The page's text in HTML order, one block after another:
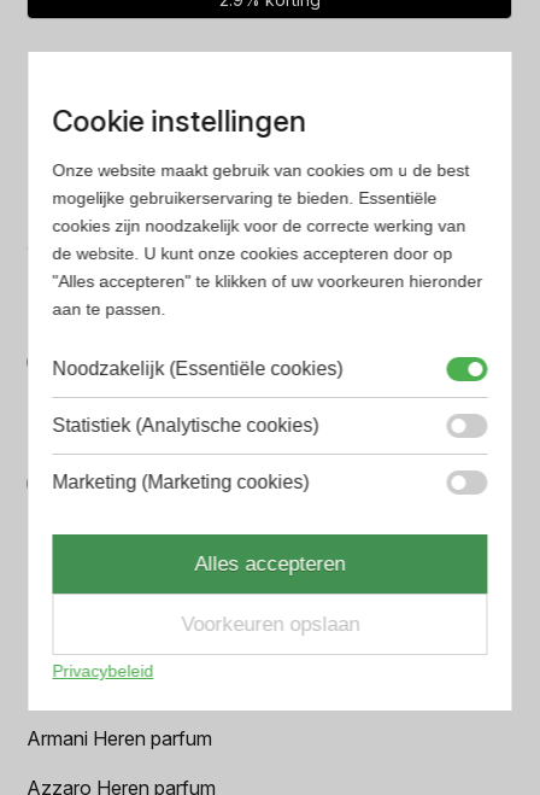
prijs
Laagste prijs
Gegarandeerd de laagste prijs. Wij vergelijken prijzen
van verschillende websites
Gemakkelijk zoeken
Op onze website vind je eenvoudig je favoriete
Bespaar tijd en geld
Wij hebben alle prijzen voor je verzameld zodat jij
Amouage Heren parfum
Aramis Heren parfum
Armani Heren parfum
Azzaro Heren parfum
Cookie instellingen
Onze website maakt gebruik van cookies om u de best
mogelijke gebruikerservaring te bieden. Essentiële
cookies zijn noodzakelijk voor de correcte werking van
de website. U kunt onze cookies accepteren door op
"Alles accepteren" te klikken of uw voorkeuren hieronder
aan te passen.
Noodzakelijk (Essentiële cookies)
Statistiek (Analytische cookies)
Marketing (Marketing cookies)
Alles accepteren
Voorkeuren opslaan
Privacybeleid